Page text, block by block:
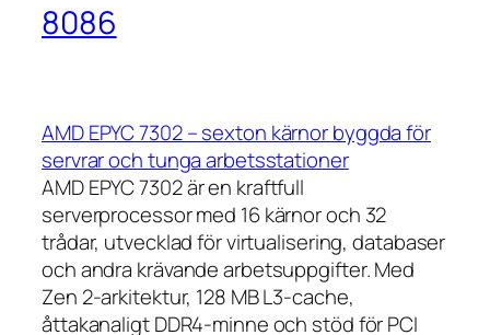
8086
AMD EPYC 7302 – sexton kärnor byggda för
servrar och tunga arbetsstationer
AMD EPYC 7302 är en kraftfull
serverprocessor med 16 kärnor och 32
trådar, utvecklad för virtualisering, databaser
och andra krävande arbetsuppgifter. Med
Zen 2-arkitektur, 128 MB L3-cache,
åttakanaligt DDR4-minne och stöd för PCI